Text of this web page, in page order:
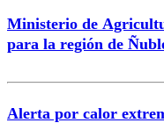
Ministerio de
para la región de
Alerta por calor